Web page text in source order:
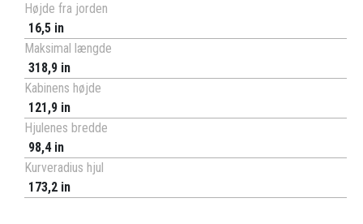
Højde fra jorden
16,5 in
Maksimal længde
318,9 in
Kabinens højde
121,9 in
Hjulenes bredde
98,4 in
Kurveradius hjul
173,2 in